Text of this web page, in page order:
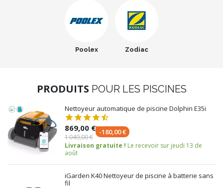
Poolex Zodiac
PRODUITS POUR LES PISCINES
Nettoyeur automatique de piscine Dolphin E35i
869,00 €
1 049,00 €
-180,00 €
Livraison gratuite ! Le recevoir sur jeudi 13 de
août
iGarden K40 Nettoyeur de piscine à batterie sans
fil